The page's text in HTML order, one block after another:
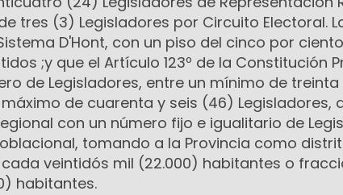
tres (3) Legisladores por Circuito Electoral.
D'Hont, con un piso del cinco por
;y que el Artículo 123º de la Constitución
de Legisladores, entre un mínimo de treinta
de cuarenta y seis (46) Legisladores,
con un número fijo e igualitario de
tomando a la Provincia como
veintidós mil (22.000) habitantes o
habitantes.